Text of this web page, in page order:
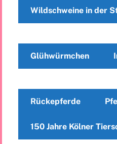
Wildschweine in der
Glühwürmchen
Rückepferde
150 Jahre Kölner